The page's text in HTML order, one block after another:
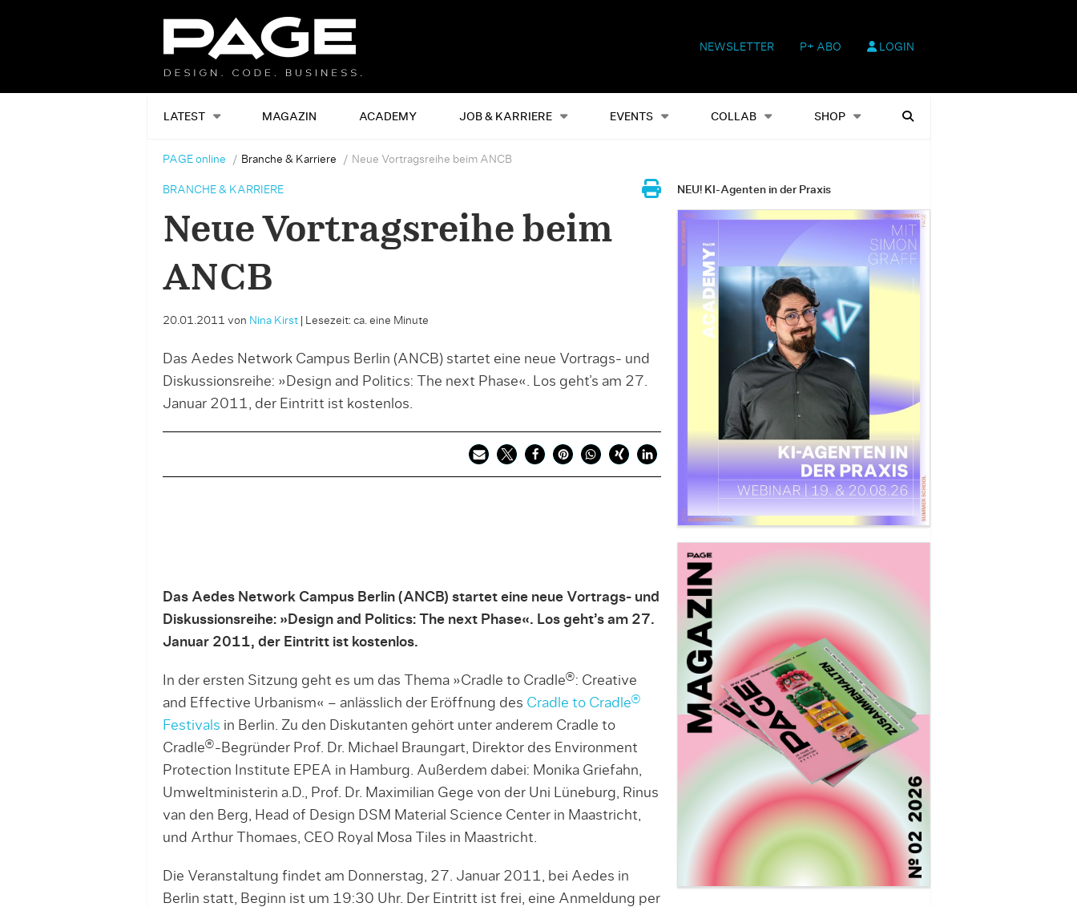
NEWSLETTER P+ ABO LOGIN
LATEST MAGAZIN ACADEMY JOB & KARRIERE EVENTS COLLAB SHOP
Alles Events Shop Heftausgaben Suchen
PAGE online Branche & Karriere Neue Vortragsreihe beim ANCB
BRANCHE & KARRIERE
Neue Vortragsreihe beim
ANCB
20.01.2011 von Nina Kirst| Lesezeit: ca. eine Minute
Das Aedes Network Campus Berlin (ANCB) startet eine neue Vortrags- und
Diskussionsreihe: »Design and Politics: The next Phase«. Los geht’s am 27.
Januar 2011, der Eintritt ist kostenlos.
Das Aedes Network Campus Berlin (ANCB) startet eine neue Vortrags- und
Diskussionsreihe: »Design and Politics: The next Phase«. Los geht’s am 27.
Januar 2011, der Eintritt ist kostenlos.
In der ersten Sitzung geht es um das Thema »Cradle to Cradle®: Creative
and Effective Urbanism« – anlässlich der Eröffnung des Cradle to Cradle®
Festivals in Berlin. Zu den Diskutanten gehört unter anderem Cradle to
Cradle®-Begründer Prof. Dr. Michael Braungart, Direktor des Environment
Protection Institute EPEA in Hamburg. Außerdem dabei: Monika Griefahn,
Umweltministerin a.D., Prof. Dr. Maximilian Gege von der Uni Lüneburg, Rinus
van den Berg, Head of Design DSM Material Science Center in Maastricht,
und Arthur Thomaes, CEO Royal Mosa Tiles in Maastricht.
Die Veranstaltung findet am Donnerstag, 27. Januar 2011, bei Aedes in
Berlin statt, Beginn ist um 19:30 Uhr. Der Eintritt ist frei, eine Anmeldung per
NEU! KI-Agenten in der Praxis